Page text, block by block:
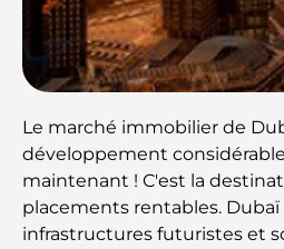
Le marché immobilier de
développement
maintenant ! C'est la
placements rentables.
infrastructures futuristes et